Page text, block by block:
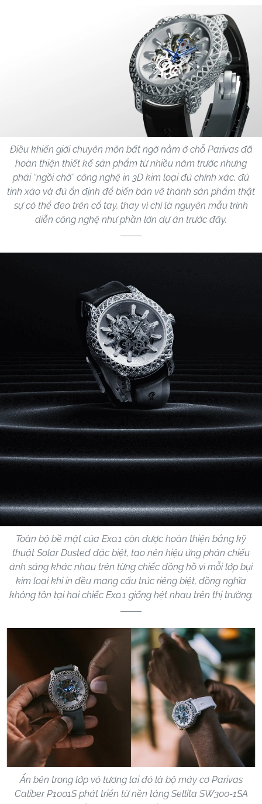
Điều khiến giới chuyên môn bất ngờ nằm ở chỗ Parivas đã
hoàn thiện thiết kế sản phẩm từ nhiều năm trước nhưng
phải “ngồi chờ” công nghệ in 3D kim loại đủ chính xác, đủ
tinh xảo và đủ ổn định để biến bản vẽ thành sản phẩm thật
sự có thể đeo trên cổ tay, thay vì chỉ là nguyên mẫu trình
diễn công nghệ như phần lớn dự án trước đây.
Toàn bộ bề mặt của Exo.1 còn được hoàn thiện bằng kỹ
thuật Solar Dusted đặc biệt, tạo nên hiệu ứng phản chiếu
ánh sáng khác nhau trên từng chiếc đồng hồ vì mỗi lớp bụi
kim loại khi in đều mang cấu trúc riêng biệt, đồng nghĩa
không tồn tại hai chiếc Exo.1 giống hệt nhau trên thị trường.
Ẩn bên trong lớp vỏ tương lai đó là bộ máy cơ Parivas
Caliber P1001S phát triển từ nền tảng Sellita SW300-1SA